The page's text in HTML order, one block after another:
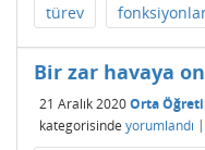
türev
Bir zar havaya
21 Aralık 2020Orta
kategorisinde yorumlandı |